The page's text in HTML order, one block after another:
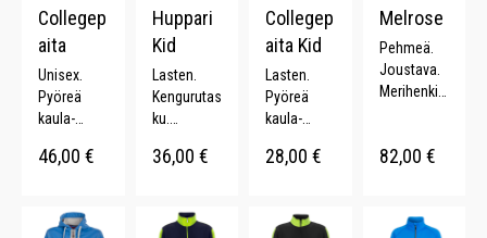
Collegep
aita
Unisex.
Pyöreä
kaula-
Koristetikk
värivalikoi
46,00 €
Huppari
Kid
Lasten.
Kengurutas
ku.
sisäpuoli.
36,00 €
Collegep
aita Kid
Lasten.
Pyöreä
kaula-
Koristetikk
värivalikoi
28,00 €
Melrose
Pehmeä.
Joustava.
Merihenkin
huppu.
vetoketjut.
82,00 €